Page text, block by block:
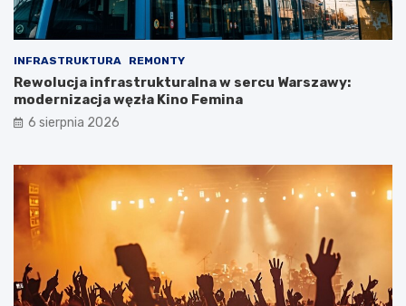
INFRASTRUKTURA REMONTY
Rewolucja infrastrukturalna w sercu Warszawy:
modernizacja węzła Kino Femina
6 sierpnia 2026